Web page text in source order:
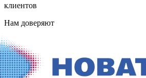
клиентов
Нам доверяют